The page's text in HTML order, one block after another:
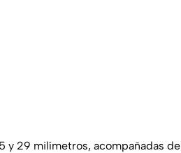
y 29 milímetros, acompañadas de